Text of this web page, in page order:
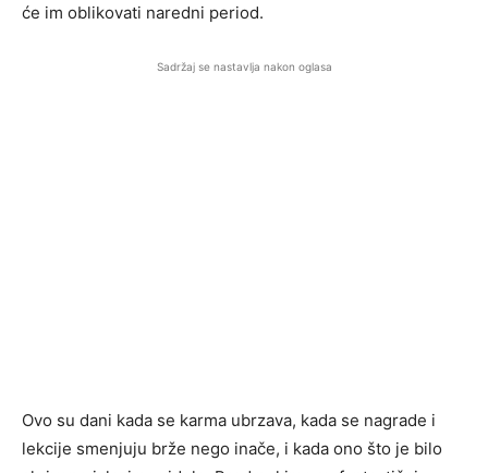
će im oblikovati naredni period.
Sadržaj se nastavlja nakon oglasa
Ovo su dani kada se karma ubrzava, kada se nagrade i
lekcije smenjuju brže nego inače, i kada ono što je bilo